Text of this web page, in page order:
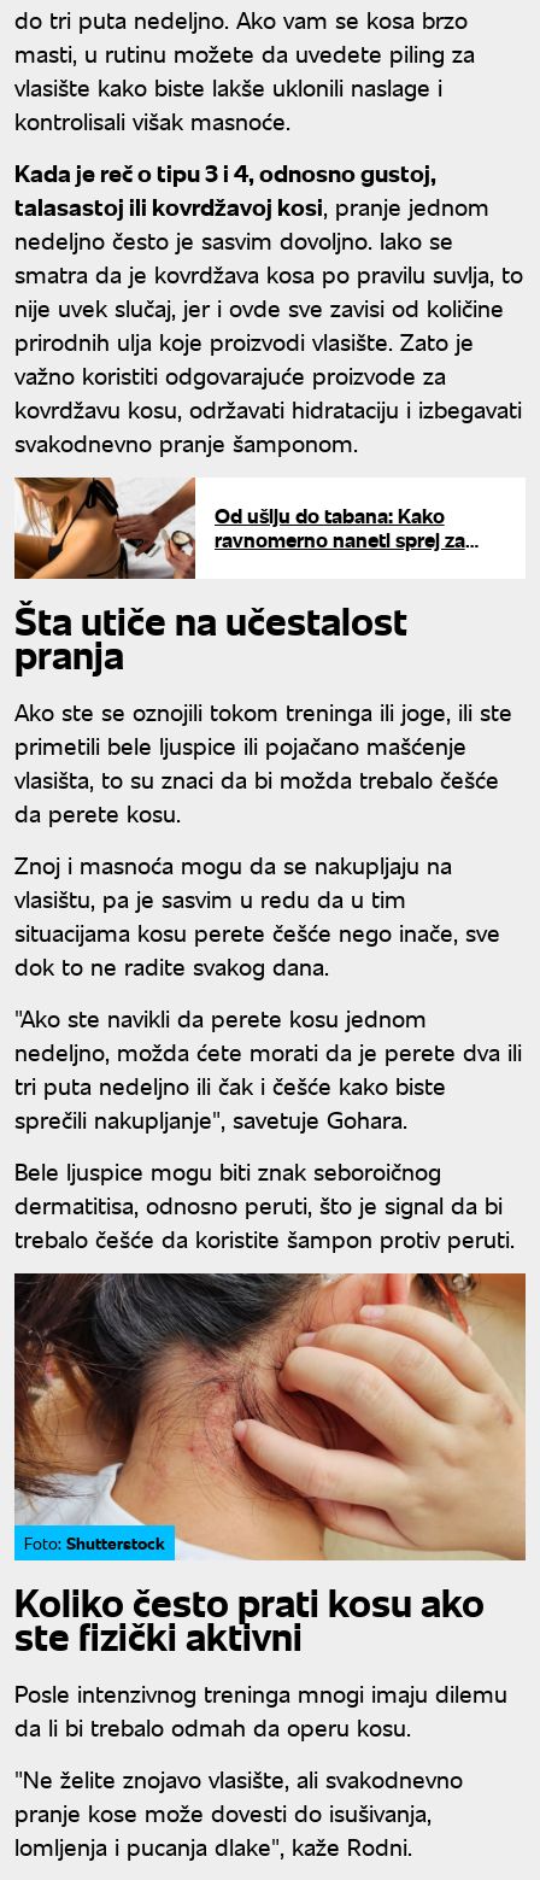
do tri puta nedeljno. Ako vam se kosa brzo
masti, u rutinu možete da uvedete piling za
vlasište kako biste lakše uklonili naslage i
kontrolisali višak masnoće.
Kada je reč o tipu 3 i 4, odnosno gustoj,
talasastoj ili kovrdžavoj kosi, pranje jednom
nedeljno često je sasvim dovoljno. Iako se
smatra da je kovrdžava kosa po pravilu suvlja, to
nije uvek slučaj, jer i ovde sve zavisi od količine
prirodnih ulja koje proizvodi vlasište. Zato je
važno koristiti odgovarajuće proizvode za
kovrdžavu kosu, održavati hidrataciju i izbegavati
svakodnevno pranje šamponom.
Od ušiju do tabana: Kako
ravnomerno naneti sprej za
Šta utiče na učestalost
pranja
Ako ste se oznojili tokom treninga ili joge, ili ste
primetili bele ljuspice ili pojačano mašćenje
vlasišta, to su znaci da bi možda trebalo češće
da perete kosu.
Znoj i masnoća mogu da se nakupljaju na
vlasištu, pa je sasvim u redu da u tim
situacijama kosu perete češće nego inače, sve
dok to ne radite svakog dana.
"Ako ste navikli da perete kosu jednom
nedeljno, možda ćete morati da je perete dva ili
tri puta nedeljno ili čak i češće kako biste
sprečili nakupljanje", savetuje Gohara.
Bele ljuspice mogu biti znak seboroičnog
dermatitisa, odnosno peruti, što je signal da bi
trebalo češće da koristite šampon protiv peruti.
Foto: Shutterstock
Koliko često prati kosu ako
ste fizički aktivni
Posle intenzivnog treninga mnogi imaju dilemu
da li bi trebalo odmah da operu kosu.
"Ne želite znojavo vlasište, ali svakodnevno
pranje kose može dovesti do isušivanja,
lomljenja i pucanja dlake", kaže Rodni.